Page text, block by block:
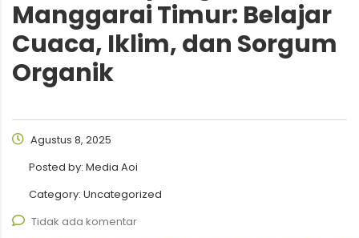
Manggarai Timur: Belajar
Cuaca, Iklim, dan Sorgum
Organik
Agustus 8, 2025
Posted by: Media Aoi
Category: Uncategorized
Tidak ada komentar